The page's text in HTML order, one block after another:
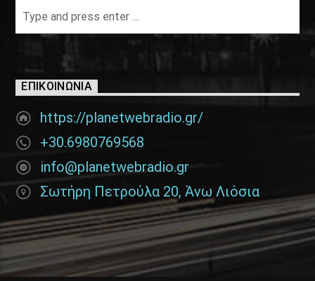
ΕΠΙΚΟΙΝΩΝΊΑ
https://planetwebradio.gr/
+30.6980769568
info@planetwebradio.gr
Σωτήρη Πετρούλα 20, Άνω Λιόσια